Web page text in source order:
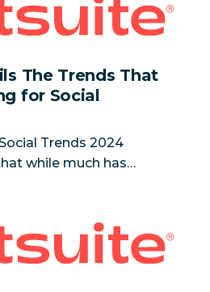
Trends That Keep on
The Trends That
for Social
Trends 2024
while much has
stagnates
14, 2023 — As
Focus Rewarded in